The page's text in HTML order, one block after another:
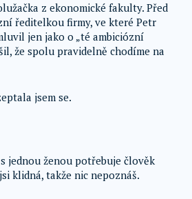
z ekonomické fakulty. Před
ředitelkou firmy, ve které Petr
jen jako o „té ambiciózní
že spolu pravidelně chodíme na
jsem se.
jednou ženou potřebuje člověk
klidná, takže nic nepoznáš.